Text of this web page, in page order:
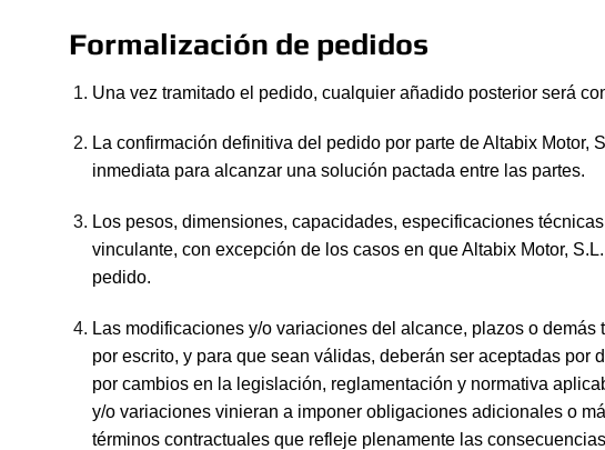
Formalización de pedidos
Una vez tramitado el pedido, cualquier añadido posterior será
La confirmación definitiva del pedido por parte de Altabix
inmediata para alcanzar una solución pactada entre las partes.
Los pesos, dimensiones, capacidades, especificaciones
vinculante, con excepción de los casos en que Altabix Motor,
pedido.
Las modificaciones y/o variaciones del alcance, plazos o
por escrito, y para que sean válidas, deberán ser aceptadas
por cambios en la legislación, reglamentación y normativa
y/o variaciones vinieran a imponer obligaciones adicionales o
términos contractuales que refleje plenamente las